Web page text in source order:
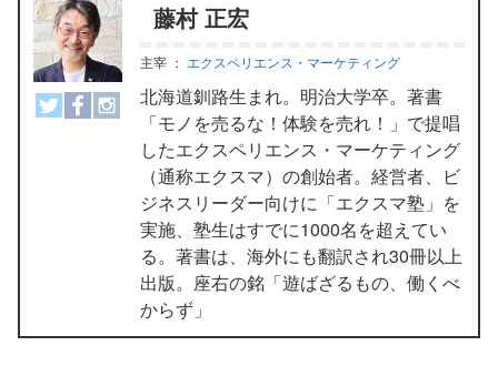
藤村 正宏
主宰 ： エクスペリエンス・マーケティング
北海道釧路生まれ。明治大学卒。著書
「モノを売るな！体験を売れ！」で提唱
したエクスペリエンス・マーケティング
（通称エクスマ）の創始者。経営者、ビ
ジネスリーダー向けに「エクスマ塾」を
実施、塾生はすでに1000名を超えてい
る。著書は、海外にも翻訳され30冊以上
出版。座右の銘「遊ばざるもの、働くべ
からず」